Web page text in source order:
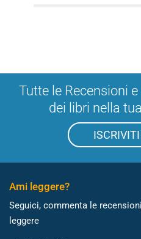
Tutte le Recensioni
dei libri nella
Ami leggere?
Seguici, commenta le
leggere